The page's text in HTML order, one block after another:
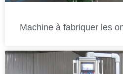
Machine à fabriquer les